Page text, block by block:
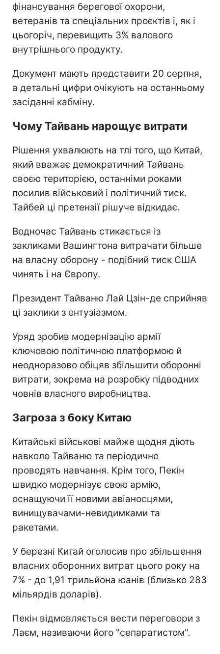
фінансування берегової охорони,
ветеранів та спеціальних проєктів і, як і
цьогоріч, перевищить 3% валового
внутрішнього продукту.
Документ мають представити 20 серпня,
а детальні цифри очікують на останньому
засіданні кабміну.
Чому Тайвань нарощує витрати
Рішення ухвалюють на тлі того, що Китай,
який вважає демократичний Тайвань
своєю територією, останніми роками
посилив військовий і політичний тиск.
Тайбей ці претензії рішуче відкидає.
Водночас Тайвань стикається із
закликами Вашингтона витрачати більше
на власну оборону - подібний тиск США
чинять і на Європу.
Президент Тайваню Лай Цзін-де сприйняв
ці заклики з ентузіазмом.
Уряд зробив модернізацію армії
ключовою політичною платформою й
неодноразово обіцяв збільшити оборонні
витрати, зокрема на розробку підводних
човнів власного виробництва.
Загроза з боку Китаю
Китайські військові майже щодня діють
навколо Тайваню та періодично
проводять навчання. Крім того, Пекін
швидко модернізує свою армію,
оснащуючи її новими авіаносцями,
винищувачами-невидимками та
ракетами.
У березні Китай оголосив про збільшення
власних оборонних витрат цього року на
7% - до 1,91 трильйона юанів (близько 283
мільярдів доларів).
Пекін відмовляється вести переговори з
Лаєм, називаючи його "сепаратистом".